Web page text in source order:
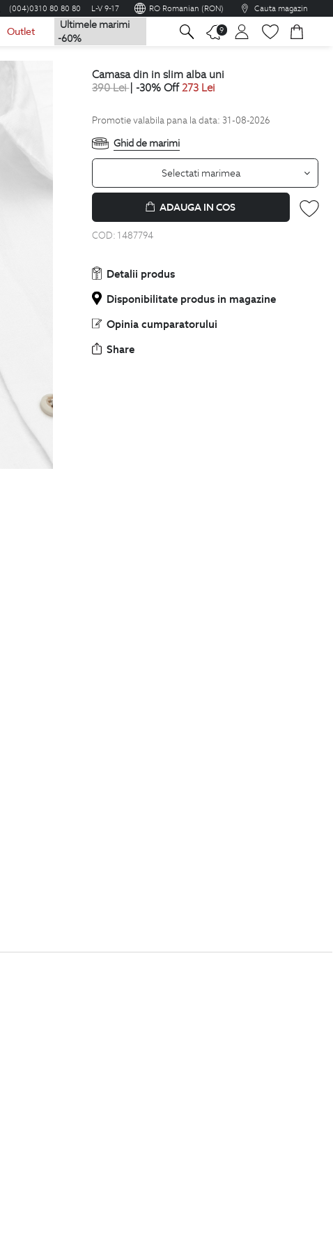
(004)0310 80 80 80 L-V 9-17 RO Romanian (RON) Cauta magazin
Outlet
Ultimele marimi
-60%
9
Romana
camasa din in slim alba uni
390Lei| -30% Off 273 Lei
Promotie valabila pana la data: 31-08-2026
Ghid de marimi
Selectati marimea
ADAUGA IN COS
COD: 1487794
Detalii produs
Disponibilitate produs in magazine
Opinia cumparatorului
Share